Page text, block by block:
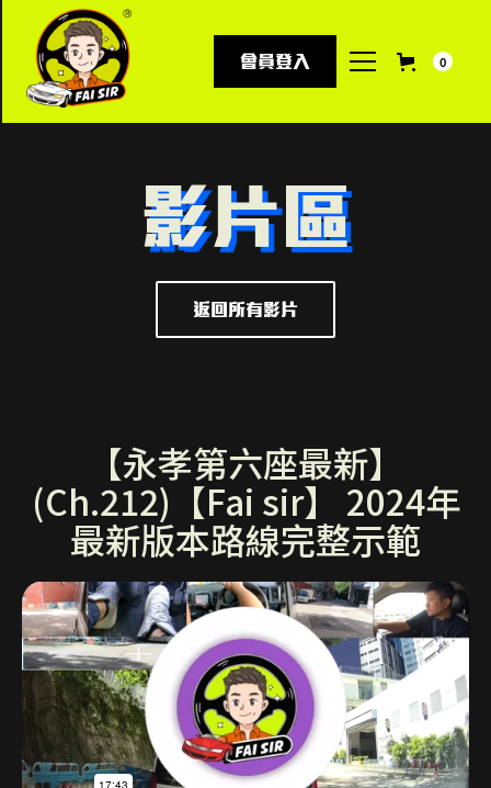
會員登入 0
影片區
返回所有影片
【永孝第六座最新】
(Ch.212)【Fai sir】 2024年
最新版本路線完整示範